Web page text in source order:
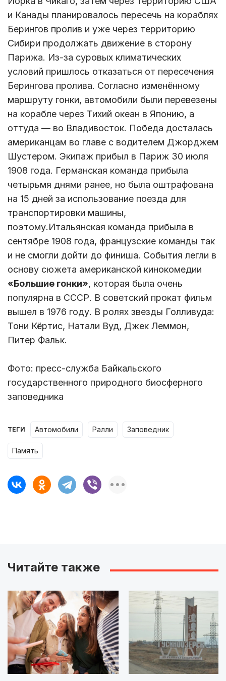
и Канады планировалось пересечь на кораблях
Берингов пролив и уже через территорию
Сибири продолжать движение в сторону
Парижа. Из-за суровых климатических
условий пришлось отказаться от пересечения
Берингова пролива. Согласно изменённому
маршруту гонки, автомобили были перевезены
на корабле через Тихий океан в Японию, а
оттуда — во Владивосток. Победа досталась
американцам во главе с водителем Джорджем
Шустером. Экипаж прибыл в Париж 30 июля
1908 года. Германская команда прибыла
четырьмя днями ранее, но была оштрафована
на 15 дней за использование поезда для
транспортировки машины,
поэтому.Итальянская команда прибыла в
сентябре 1908 года, французские команды так
и не смогли дойти до финиша. События легли в
основу сюжета американской кинокомедии
«Большие гонки», которая была очень
популярна в СССР. В советский прокат фильм
вышел в 1976 году. В ролях звезды Голливуда:
Тони Кёртис, Натали Вуд, Джек Леммон,
Питер Фальк.
Фото: пресс-служба Байкальского
государственного природного биосферного
заповедника
ТЕГИ автомобили ралли заповедник
память
Читайте также